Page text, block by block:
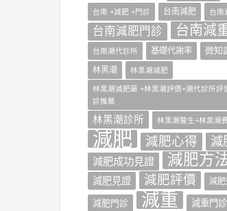
台南 +減肥 +門診 台南減肥 台南
台南減肥門診 台南減
台南潮代診所 基礎代謝率 微知
林黑潮 林黑潮減肥
林黑潮減肥藥 +林黑潮評價+潮代診所評
診推薦
林黑潮診所 林黑潮醫生+林黑潮
減肥 減肥心得 減
減肥成功見證 減肥方
減肥見證 減肥評價 減
減肥門診 減重
減重門診